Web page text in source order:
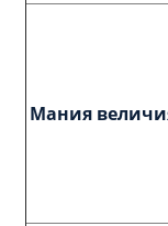
Мания